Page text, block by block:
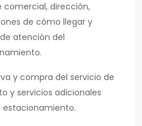
comercial, dirección,
de cómo llegar y
atención del
y compra del servicio de
y servicios adicionales
estacionamiento.